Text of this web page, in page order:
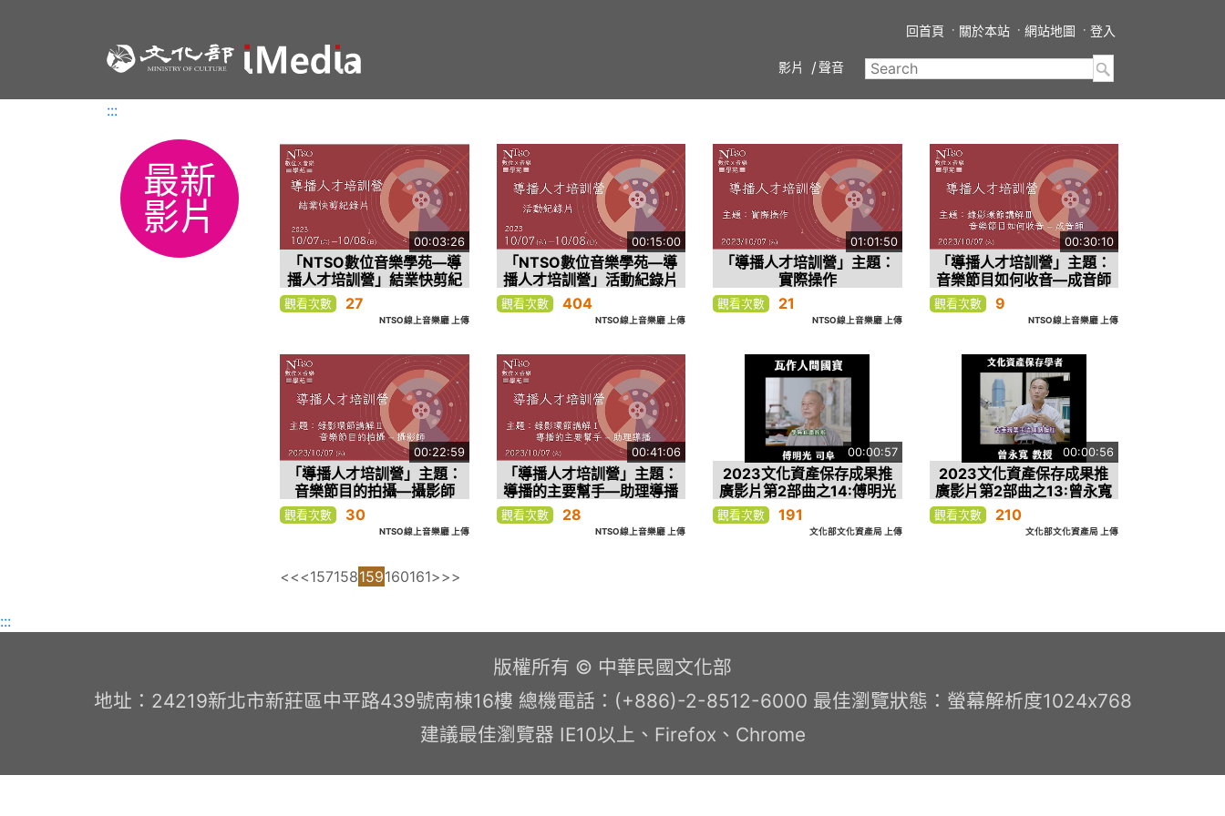
:::
回首頁 關於本站 網站地圖 登入
影片 聲音
:::
最新
影片
00:03:26
「NTSO數位音樂學苑—導
播人才培訓營」結業快剪紀
錄片
觀看次數 27
NTSO線上音樂廳 上傳
00:15:00
「NTSO數位音樂學苑—導
播人才培訓營」活動紀錄片
觀看次數 404
NTSO線上音樂廳 上傳
01:01:50
「導播人才培訓營」主題：
實際操作
觀看次數 21
NTSO線上音樂廳 上傳
00:30:10
「導播人才培訓營」主題：
音樂節目如何收音—成音師
觀看次數 9
NTSO線上音樂廳 上傳
00:22:59
「導播人才培訓營」主題：
音樂節目的拍攝—攝影師
觀看次數 30
NTSO線上音樂廳 上傳
00:41:06
「導播人才培訓營」主題：
導播的主要幫手—助理導播
觀看次數 28
NTSO線上音樂廳 上傳
00:00:57
2023文化資產保存成果推
廣影片第2部曲之14:傅明光
司阜
觀看次數 191
文化部文化資產局 上傳
00:00:56
2023文化資產保存成果推
廣影片第2部曲之13:曾永寬
教授
觀看次數 210
文化部文化資產局 上傳
<<<157158159160161>>>
:::
版權所有 © 中華民國文化部
地址：24219新北市新莊區中平路439號南棟16樓 總機電話：(+886)-2-8512-6000 最佳瀏覽狀態：螢幕解析度1024x768
建議最佳瀏覽器 IE10以上、Firefox、Chrome